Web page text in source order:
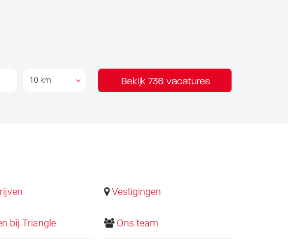
10 km Bekijk 736 vacatures
bij Triangle
Vestigingen
Ons team